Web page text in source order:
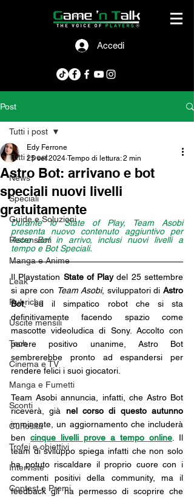
Accedi
Post
Tutti i post
News
Speciali
Guide e Soluzioni
Recensioni
Manga e Anime
Leak
Rubriche
Uscite mensili
Tech
Cinema e TV
Manga e Fumetti
Sconti
Curiosità
Trofei e obiettivi
Interviste
Contest e Premi
Tutti i post
Astro Bot: arrivano e bot
speciali nuovi livelli
gratuitamente
Edy Ferrone
25 set 2024 Tempo di lettura: 2 min
Durante lo State of Play, Team Asobi
presenta nuovo contenuto aggiuntivo per
Astro Bot in arrivo, inclusi nuovi livelli a
tempo e Bot Speciali.
Il Playstation State of Play del 25 settembre
si apre con Team Asobi, sviluppatori di Astro
Bot, ed il simpatico robot che si sta
definitivamente facendo spazio come
mascotte videoludica di Sony. Accolto con
parere positivo unanime, Astro Bot
sembrerebbe pronto ad espandersi per
rendere felici i suoi giocatori.
Team Asobi annuncia, infatti, che Astro Bot
riceverà, già nel corso di questo autunno
imminente, un aggiornamento che includerà
ben cinque livelli prove a tempo online . Il
team di sviluppo spiega infatti che non solo
ha potuto riscaldare il proprio cuore con i
commenti positivi della community, ma il
feedback gli ha permesso di scoprire che